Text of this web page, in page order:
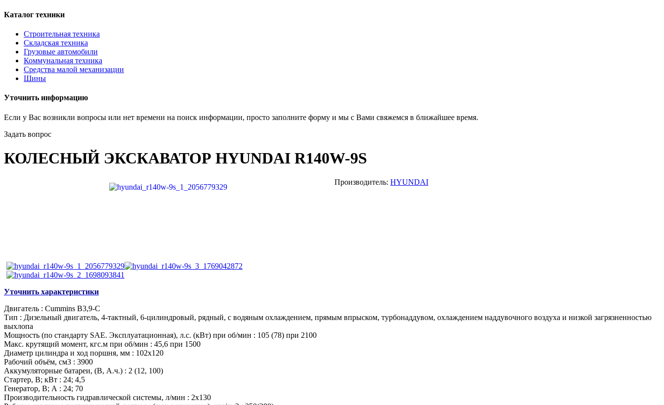
Каталог техники
Строительная техника
Складская техника
Грузовые автомобили
Коммунальная техника
Средства малой механизации
Шины
Уточнить информацию
Если у Вас возникли вопросы или нет времени на поиск информации, просто заполните форму и мы с Вами свяжемся в ближайшее время.
Задать вопрос
КОЛЕСНЫЙ ЭКСКАВАТОР HYUNDAI R140W-9S
Производитель: HYUNDAI
Уточнить характеристики
Двигатель : Cummins B3,9-C
Тип : Дизельный двигатель, 4-тактный, 6-цилиндровый, рядный, с водяным охлаждением, прямым впрыском, турбонаддувом, охлаждением наддувочного воздуха и низкой загрязненностью
выхлопа
Мощность (по стандарту SAE. Эксплуатационная), л.с. (кВт) при об/мин : 105 (78) при 2100
Макс. крутящий момент, кгс.м при об/мин : 45,6 при 1500
Диаметр цилиндра и ход поршня, мм : 102х120
Рабочий объём, см3 : 3900
Аккумуляторные батареи, (В, А.ч.) : 2 (12, 100)
Стартер, В; кВт : 24; 4,5
Генератор, В; А : 24; 70
Производительность гидравлической системы, л/мин : 2х130